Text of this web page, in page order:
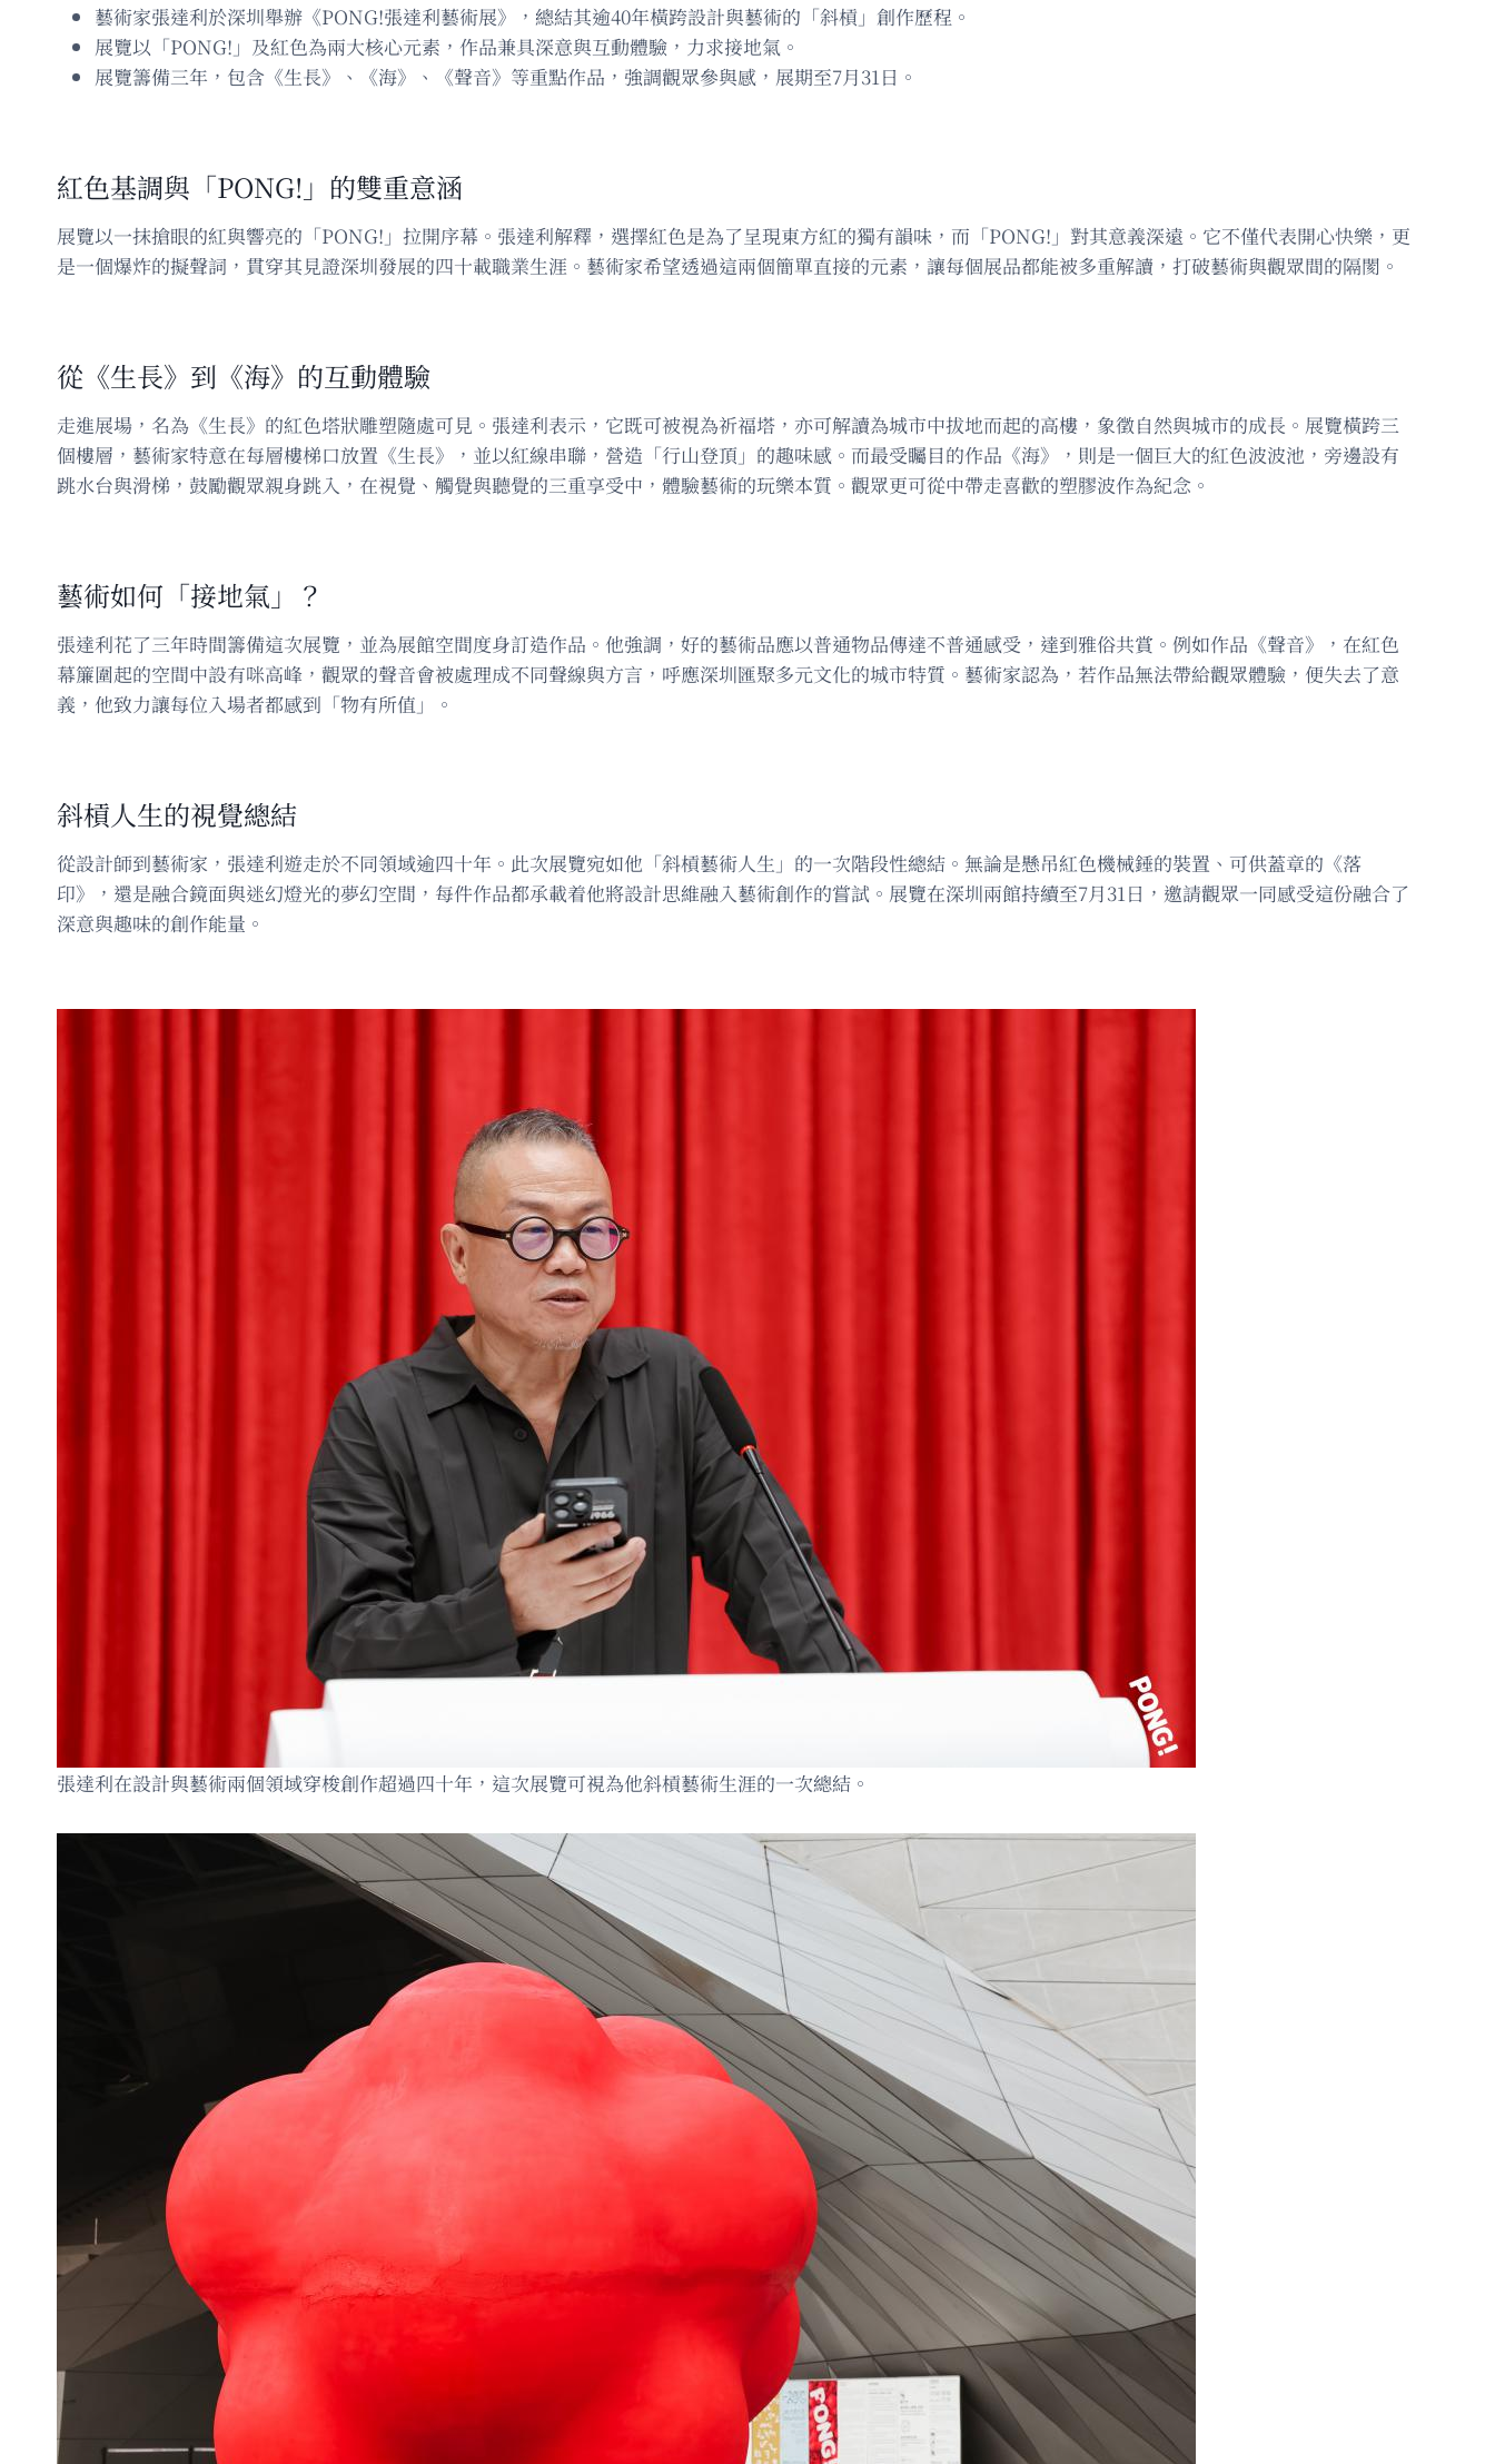
藝術家張達利於深圳舉辦《PONG!張達利藝術展》，總結其逾40年橫跨設計與藝術的「斜槓」創作歷程。
展覽以「PONG!」及紅色為兩大核心元素，作品兼具深意與互動體驗，力求接地氣。
展覽籌備三年，包含《生長》、《海》、《聲音》等重點作品，強調觀眾參與感，展期至7月31日。
紅色基調與「PONG!」的雙重意涵
展覽以一抹搶眼的紅與響亮的「PONG!」拉開序幕。張達利解釋，選擇紅色是為了呈現東方紅的獨有韻味，而「PONG!」對其意義深遠。它不僅代表開心快樂，更
是一個爆炸的擬聲詞，貫穿其見證深圳發展的四十載職業生涯。藝術家希望透過這兩個簡單直接的元素，讓每個展品都能被多重解讀，打破藝術與觀眾間的隔閡。
從《生長》到《海》的互動體驗
走進展場，名為《生長》的紅色塔狀雕塑隨處可見。張達利表示，它既可被視為祈福塔，亦可解讀為城市中拔地而起的高樓，象徵自然與城市的成長。展覽橫跨三
個樓層，藝術家特意在每層樓梯口放置《生長》，並以紅線串聯，營造「行山登頂」的趣味感。而最受矚目的作品《海》，則是一個巨大的紅色波波池，旁邊設有
跳水台與滑梯，鼓勵觀眾親身跳入，在視覺、觸覺與聽覺的三重享受中，體驗藝術的玩樂本質。觀眾更可從中帶走喜歡的塑膠波作為紀念。
藝術如何「接地氣」？
張達利花了三年時間籌備這次展覽，並為展館空間度身訂造作品。他強調，好的藝術品應以普通物品傳達不普通感受，達到雅俗共賞。例如作品《聲音》，在紅色
幕簾圍起的空間中設有咪高峰，觀眾的聲音會被處理成不同聲線與方言，呼應深圳匯聚多元文化的城市特質。藝術家認為，若作品無法帶給觀眾體驗，便失去了意
義，他致力讓每位入場者都感到「物有所值」。
斜槓人生的視覺總結
從設計師到藝術家，張達利遊走於不同領域逾四十年。此次展覽宛如他「斜槓藝術人生」的一次階段性總結。無論是懸吊紅色機械錘的裝置、可供蓋章的《落
印》，還是融合鏡面與迷幻燈光的夢幻空間，每件作品都承載着他將設計思維融入藝術創作的嘗試。展覽在深圳兩館持續至7月31日，邀請觀眾一同感受這份融合了
深意與趣味的創作能量。
張達利在設計與藝術兩個領域穿梭創作超過四十年，這次展覽可視為他斜槓藝術生涯的一次總結。